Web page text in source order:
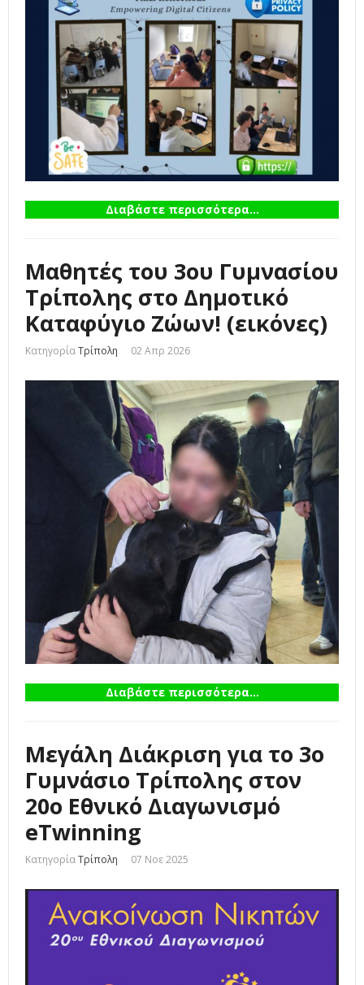
Διαβάστε περισσότερα...
Μαθητές του 3ου Γυμνασίου
Τρίπολης στο Δημοτικό
Καταφύγιο Ζώων! (εικόνες)
ΚατηγορίαΤρίπολη 02 Απρ 2026
Διαβάστε περισσότερα...
Μεγάλη Διάκριση για το 3ο
Γυμνάσιο Τρίπολης στον
20ο Εθνικό Διαγωνισμό
eTwinning
ΚατηγορίαΤρίπολη 07 Νοε 2025